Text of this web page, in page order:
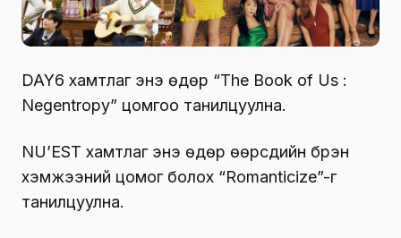
DAY6 хамтлаг энэ өдөр “The Book of Us :
Negentropy” цомгоо танилцуулна.
NU’EST хамтлаг энэ өдөр өөрсдийн бүрэн
хэмжээний цомог болох “Romanticize”-г
танилцуулна.